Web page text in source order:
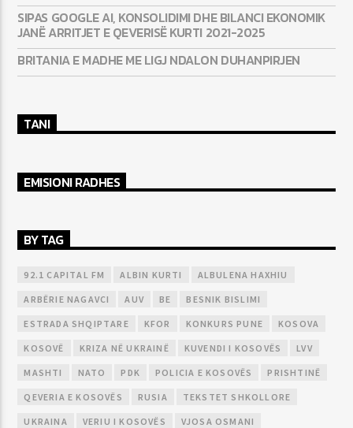
SIPAS GOOGLE AI, KONSOLIDIMI DHE BILANCI EKONOMIK
JANË ARRITJET E QEVERISË KURTI 2021-2025
BRITANIA E MADHE ME LIGJ NDALON DUHANPIRJEN
TANI
EMISIONI RADHES
BY TAG
92.1 CAPITAL FM ALBIN KURTI ALBULENA HAXHIU
ARBËRIE NAGAVCI AUV BE BESNIK BISLIMI
ESTRADA SHQIPTARE KFOR KONKURS PUNE KOSOVA
KOSOVË KRIZA NË UKRAINË KUVENDI I KOSOVËS LVV
MASHTI NATO PDK POLICIA E KOSOVËS PRISHTINË
QEVERIA E KOSOVËS RUSIA TEKSTET SHKOLLORE
UKRAINA VERIU I KOSOVËS VJOSA OSMANI